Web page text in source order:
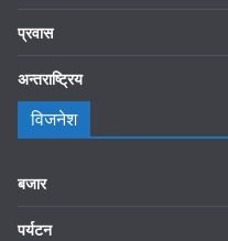
प्रवास
अन्तराष्ट्रिय
विजनेश
बजार
पर्यटन